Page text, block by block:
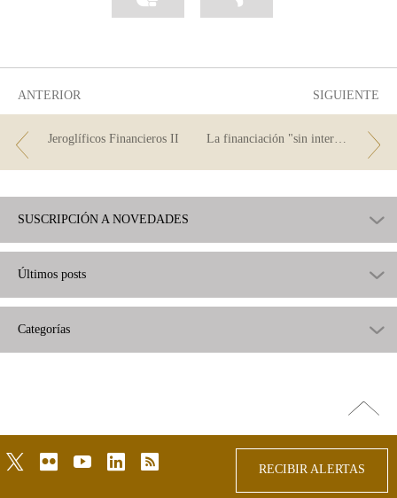
información
ANTERIOR
Jeroglíficos Financieros II
SIGUIENTE
La financiación "sin intereses"
SUSCRIPCIÓN A NOVEDADES
Últimos posts
Categorías
arriba
twitterflickr youtubelinkedinrss
RECIBIR ALERTAS